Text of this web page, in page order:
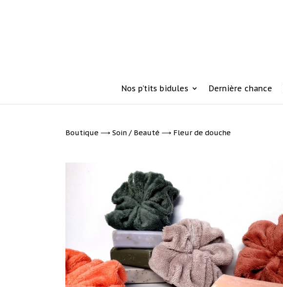
Nos p’tits bidules Dernière chance
Boutique ⟶Soin / Beauté ⟶ Fleur de douche